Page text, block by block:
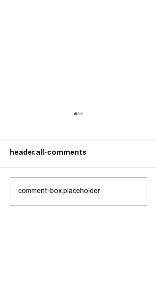
شاندی یەکێتی مامۆستایانی
کوردستان کۆمەڵێک کار و
header.all-comments
comment-box.placeholder